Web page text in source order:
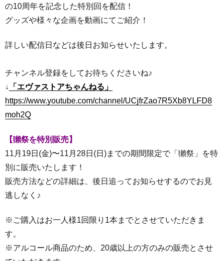
の10周年を記念した特別回を配信！
グッズや様々な企画を動画にてご紹介！
詳しい配信日などは後日お知らせいたします。
チャンネル登録をしてお待ちくださいね♪
↓
「エヴァストアちゃんねる」
https://www.youtube.com/channel/UCjfrZao7R5Xb8YLFD8
moh2Q
【獺祭を特別販売】
11月19日(金)〜11月28日(日)までの期間限定で「獺祭」を特
別に販売いたします！
販売方法などの詳細は、後日追ってお知らせするのでお見
逃しなく♪
※ご購入はお一人様1回限り1本までとさせていただきま
す。
※アルコール商品のため、20歳以上の方のみの販売とさせ